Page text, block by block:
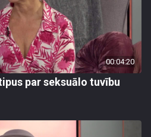
00:04:20
par seksuālo tuvību